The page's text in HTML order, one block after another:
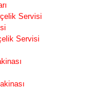
Servisi
Servisi